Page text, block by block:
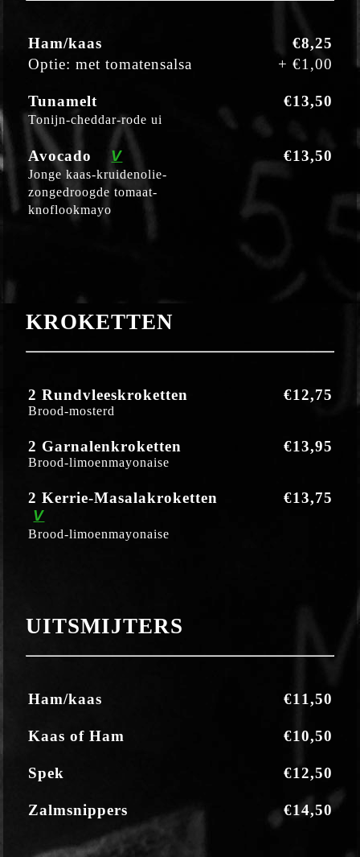
Ham/kaas
€8,25
Optie: met tomatensalsa
+ €1,00
Tunamelt
Tonijn-cheddar-rode ui
€13,50
Avocado V
Jonge kaas-kruidenolie-
zongedroogde tomaat-
knoflookmayo
€13,50
KROKETTEN
2 Rundvleeskroketten
Brood-mosterd
€12,75
2 Garnalenkroketten
Brood-limoenmayonaise
€13,95
2 Kerrie-Masalakroketten
V
Brood-limoenmayonaise
€13,75
UITSMIJTERS
Ham/kaas €11,50
Kaas of Ham €10,50
Spek €12,50
Zalmsnippers €14,50